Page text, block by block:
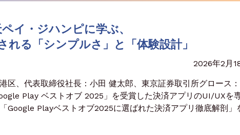
イ・ジハンピに学ぶ、
れる「シンプルさ」と「体験設計」
2026年2月
、代表取締役社長：小田 健太郎、東京証券取引所グロース：
Play ベストオブ 2025」を受賞した決済アプリのUI/UXを
Google Playベストオブ2025に選ばれた決済アプリ徹底解剖」